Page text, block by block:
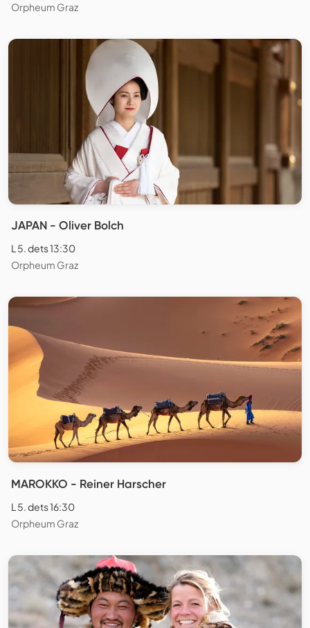
Orpheum Graz
JAPAN - Oliver Bolch
L 5. dets 13:30
Orpheum Graz
MAROKKO - Reiner Harscher
L 5. dets 16:30
Orpheum Graz